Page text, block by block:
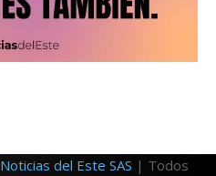
Noticias del Este SAS | Todos